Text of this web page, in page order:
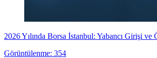
2026 Yılında Borsa İstanbul: Yabancı Girişi ve
Görüntülenme: 354